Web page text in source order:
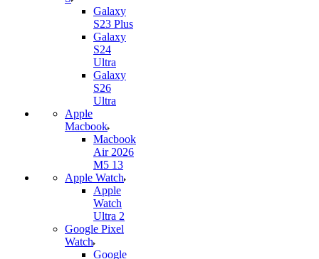
Galaxy
S23 Plus
Galaxy
S24
Ultra
Galaxy
S26
Ultra
Apple
Macbook
Macbook
Air 2026
M5 13
Apple Watch
Apple
Watch
Ultra 2
Google Pixel
Watch
Google